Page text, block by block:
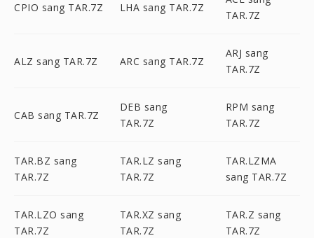
CPIO sang TAR.7Z LHA sang TAR.7Z
TAR.7Z
ALZ sang TAR.7Z ARC sang TAR.7Z
ARJ sang
TAR.7Z
CAB sang TAR.7Z
DEB sang
TAR.7Z
RPM sang
TAR.7Z
TAR.BZ sang
TAR.7Z
TAR.LZ sang
TAR.7Z
TAR.LZMA
sang TAR.7Z
TAR.LZO sang
TAR.7Z
TAR.XZ sang
TAR.7Z
TAR.Z sang
TAR.7Z